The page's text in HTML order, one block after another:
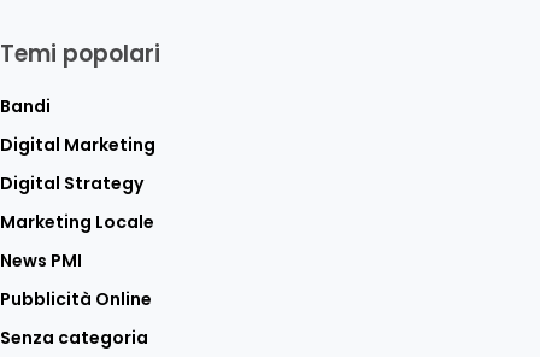
Temi popolari
Bandi
Digital Marketing
Digital Strategy
Marketing Locale
News PMI
Pubblicità Online
Senza categoria